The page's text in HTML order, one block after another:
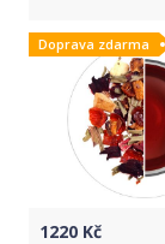
Doprava zdarma
1220 Kč